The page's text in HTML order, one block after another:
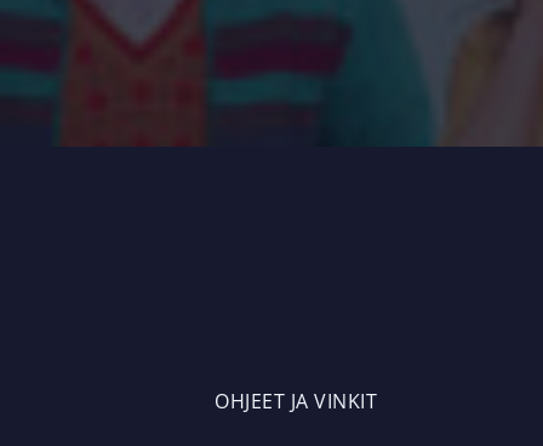
OHJEET JA VINKIT